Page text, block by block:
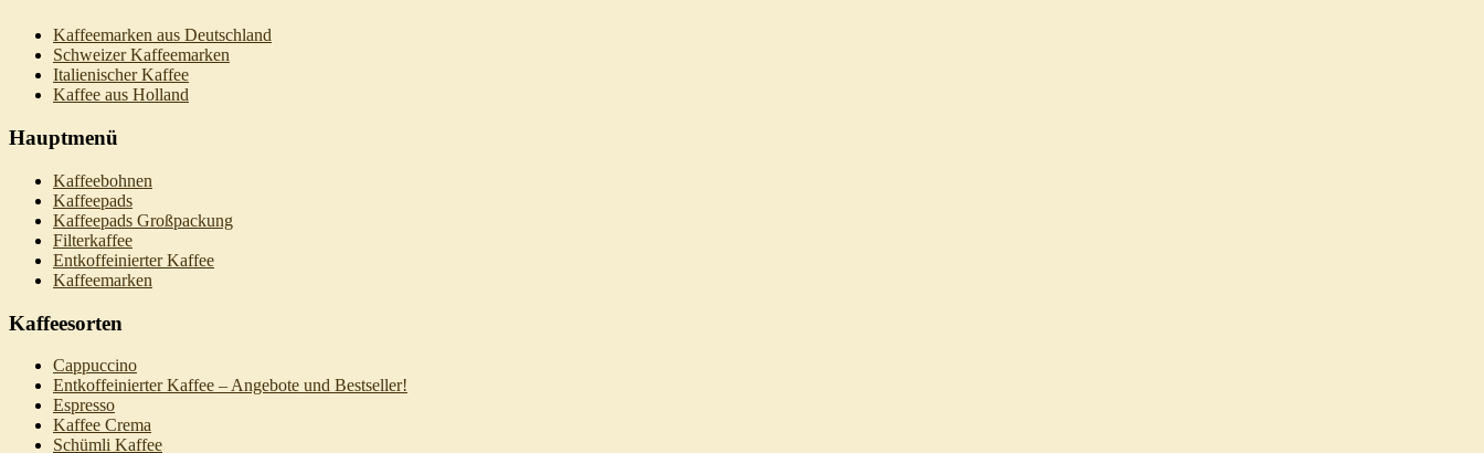
Kaffeemarken aus Deutschland
Schweizer Kaffeemarken
Italienischer Kaffee
Kaffee aus Holland
Hauptmenü
Kaffeebohnen
Kaffeepads
Kaffeepads Großpackung
Filterkaffee
Entkoffeinierter Kaffee
Kaffeemarken
Kaffeesorten
Cappuccino
Entkoffeinierter Kaffee – Angebote und Bestseller!
Espresso
Kaffee Crema
Schümli Kaffee